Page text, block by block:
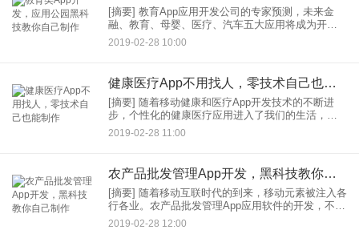
[摘要] 教育App应用开发公司的专家预测，未来金
融、教育、母婴、医疗、汽车五大应用将成为开发
商创业的蓝海。据权威机构对移动应用的统计，整
个App市场增长迅速，用户应用的移动下载量也在加
2019-02-28 10:00
健康医疗App不用找人，零技术自己也能制作
[摘要] 随着移动健康和医疗App开发技术的不断进
步，个性化的健康医疗应用进入了我们的生活，对
人们的生活产生了巨大的影响。随着移动医疗和健
康应用开发技术的不断进步，个性化的医疗健康App
2019-02-28 11:00
农产品批发管理App开发，黑科技教你自己制作
[摘要] 随着移动互联时代的到来，移动元素被注入各
行各业。农产品批发管理App应用软件的开发，不仅
提高了企业形象，而且使企业管理更加智能化。在
农产品批发业中，随着企业经营状况的改善，规模
2019-02-28 12:00